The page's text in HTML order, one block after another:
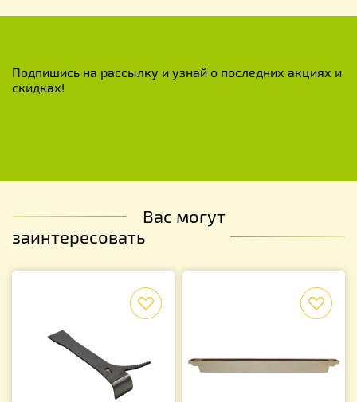
Подпишись на рассылку и узнай о последних акциях и
скидках!
Вас могут
заинтересовать